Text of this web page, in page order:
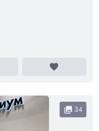
favorite
collections 34